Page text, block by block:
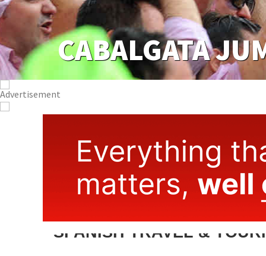
CABALGATA
SPANISH TRAVEL &